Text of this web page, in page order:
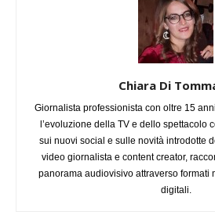
Chiara Di
Giornalista professionista con oltre 15
l’evoluzione della TV e dello spettacolo
sui nuovi social e sulle novità introdotte
video giornalista e content creator,
panorama audiovisivo attraverso formati
digitali.